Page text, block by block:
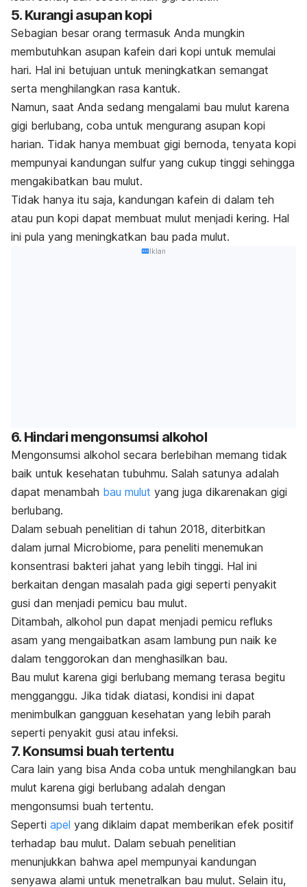
5. Kurangi asupan kopi
Sebagian besar orang termasuk Anda mungkin
membutuhkan asupan kafein dari kopi untuk memulai
hari. Hal ini betujuan untuk meningkatkan semangat
serta menghilangkan rasa kantuk.
Namun, saat Anda sedang mengalami bau mulut karena
gigi berlubang, coba untuk mengurang asupan kopi
harian. Tidak hanya membuat gigi bernoda, tenyata kopi
mempunyai kandungan sulfur yang cukup tinggi sehingga
mengakibatkan bau mulut.
Tidak hanya itu saja, kandungan kafein di dalam teh
atau pun kopi dapat membuat mulut menjadi kering. Hal
ini pula yang meningkatkan bau pada mulut.
Iklan
6. Hindari mengonsumsi alkohol
Mengonsumsi alkohol secara berlebihan memang tidak
baik untuk kesehatan tubuhmu. Salah satunya adalah
dapat menambah bau mulut yang juga dikarenakan gigi
berlubang.
Dalam sebuah penelitian di tahun 2018, diterbitkan
dalam jurnal Microbiome, para peneliti menemukan
konsentrasi bakteri jahat yang lebih tinggi. Hal ini
berkaitan dengan masalah pada gigi seperti penyakit
gusi dan menjadi pemicu bau mulut.
Ditambah, alkohol pun dapat menjadi pemicu refluks
asam yang mengaibatkan asam lambung pun naik ke
dalam tenggorokan dan menghasilkan bau.
Bau mulut karena gigi berlubang memang terasa begitu
mengganggu. Jika tidak diatasi, kondisi ini dapat
menimbulkan gangguan kesehatan yang lebih parah
seperti penyakit gusi atau infeksi.
7. Konsumsi buah tertentu
Cara lain yang bisa Anda coba untuk menghilangkan bau
mulut karena gigi berlubang adalah dengan
mengonsumsi buah tertentu.
Seperti apel yang diklaim dapat memberikan efek positif
terhadap bau mulut. Dalam sebuah penelitian
menunjukkan bahwa apel mempunyai kandungan
senyawa alami untuk menetralkan bau mulut. Selain itu,